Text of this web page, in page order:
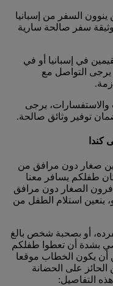
ينوون السفر من إسبانيا
وثيقة سفر صالحة سارية
في إسبانيا أو في
يرجى التواصل مع
يرجى
توفير وثائق صالحة.
كندا
صغار دون مرافق من
طفلكم يسافر معنا
الصغار دون مرافق
يتعين استلام الطفل من
أو بصحبة شخص بالغ
بشدة أن تعطوا طفلكم
أن يكون الخطاب موقعا
الحائز على الحضانة
التفاصيل: